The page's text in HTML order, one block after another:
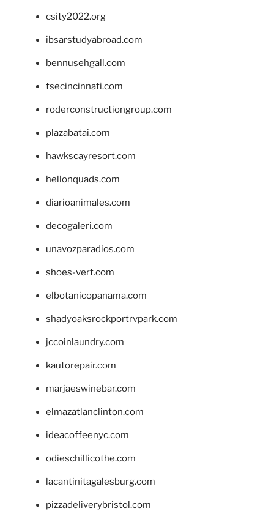
csity2022.org
ibsarstudyabroad.com
bennusehgall.com
tsecincinnati.com
roderconstructiongroup.com
plazabatai.com
hawkscayresort.com
hellonquads.com
diarioanimales.com
decogaleri.com
unavozparadios.com
shoes-vert.com
elbotanicopanama.com
shadyoaksrockportrvpark.com
jccoinlaundry.com
kautorepair.com
marjaeswinebar.com
elmazatlanclinton.com
ideacoffeenyc.com
odieschillicothe.com
lacantinitagalesburg.com
pizzadeliverybristol.com